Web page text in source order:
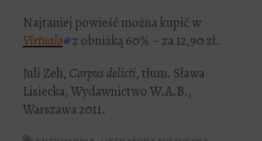
Najtaniej powieść można kupić w
Virtualo z obniżką 60% – za 12,90 zł.
Juli Zeh,Corpus delicti, tłum. Sława
Lisiecka, Wydawnictwo W.A.B.,
Warszawa 2011.